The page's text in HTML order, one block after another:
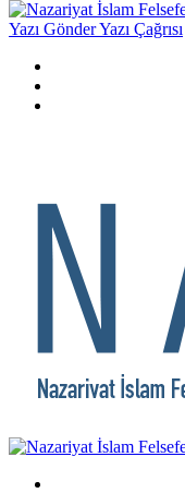
Yazı GönderYazı Çağrısı